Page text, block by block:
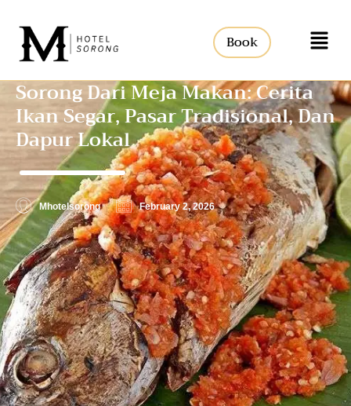
Book
Sorong Dari Meja Makan: Cerita
Ikan Segar, Pasar Tradisional, Dan
Dapur Lokal
Mhotelsorong February 2, 2026